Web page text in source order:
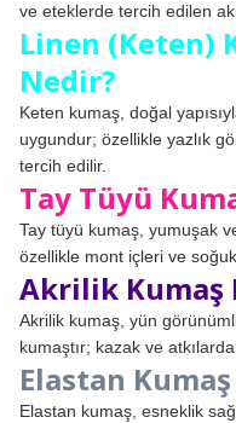
ve eteklerde tercih edilen
Linen (Keten)
Nedir?
Keten kumaş, doğal
uygundur; özellikle yazlık
tercih edilir.
Tay Tüyü
Tay tüyü kumaş, yumuşak
özellikle mont içleri ve
Akrilik Kumaş
Akrilik kumaş, yün
kumaştır; kazak ve atkılarda
Elastan
Elastan kumaş, esneklik